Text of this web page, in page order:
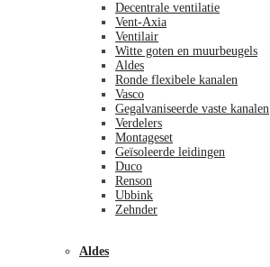
Decentrale ventilatie
Vent-Axia
Ventilair
Witte goten en muurbeugels
Aldes
Ronde flexibele kanalen
Vasco
Gegalvaniseerde vaste kanalen
Verdelers
Montageset
Geïsoleerde leidingen
Duco
Renson
Ubbink
Zehnder
Aldes